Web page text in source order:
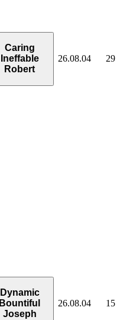
Caring
Ineffable
Robert
26.08.04 29
Dynamic
Bountiful
Joseph
26.08.04 15